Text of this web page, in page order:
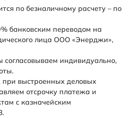
по безналичному расчету – по
банковским переводом на
лица ООО «Энерджи»,
согласовываем индивидуально,
при выстроенных деловых
отсрочку платежа и
с казначейским